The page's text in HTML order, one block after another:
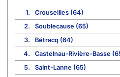
1.
Crouseilles (64)
2.
Soublecause (65)
3.
Bétracq (64)
4.
Castelnau-Rivière-Basse
5.
Saint-Lanne (65)